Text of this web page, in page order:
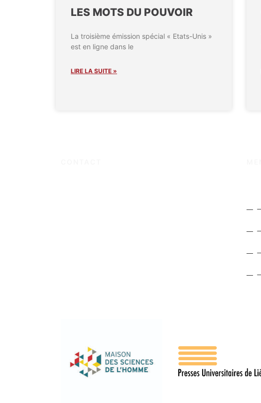
LES MOTS DU POUVOIR
La troisième émission spécial « Etats-Unis »
est en ligne dans le
LIRE LA SUITE »